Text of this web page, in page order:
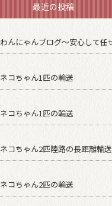
最近の投稿
ネコちゃん1匹の輸送
ネコちゃん1匹の輸送
ネコちゃん2匹陸路の長距離輸送
ネコちゃん2匹の輸送